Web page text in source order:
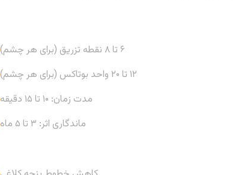
۶ تا ۸ نقطه تزریق (برای هر چشم)
۱۲ تا ۲۰ واحد بوتاکس (برای هر چشم)
مدت زمان: ۱۰ تا ۱۵ دقیقه
ماندگاری اثر: ۳ تا ۵ ماه